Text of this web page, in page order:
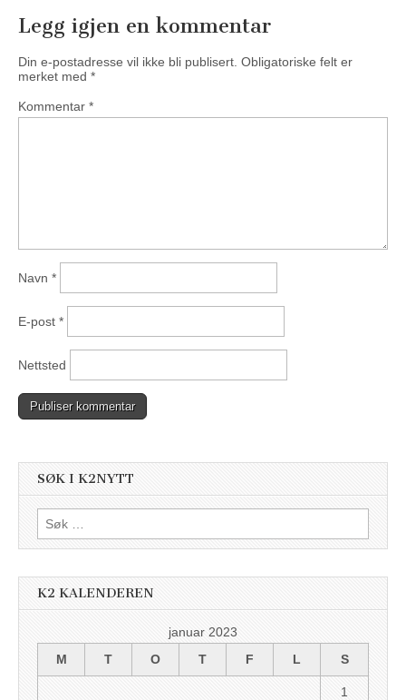
Legg igjen en kommentar
Din e-postadresse vil ikke bli publisert. Obligatoriske felt er
merket med *
Kommentar *
Navn *
E-post *
Nettsted
SØK I K2NYTT
Søk
etter:
K2 KALENDEREN
januar 2023
M
T O T F L S
1